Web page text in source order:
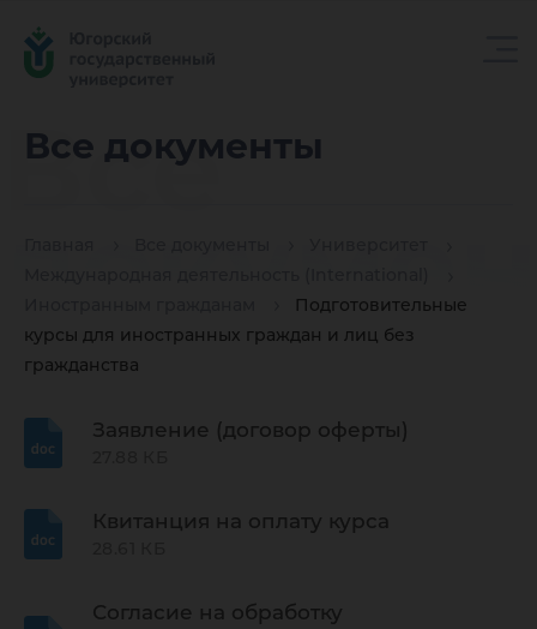
Все документы
Подготовительные
курсы для иностранных граждан и лиц без
гражданства
Все
Заявление (договор оферты)
Квитанция на оплату курса
Согласие на обработку